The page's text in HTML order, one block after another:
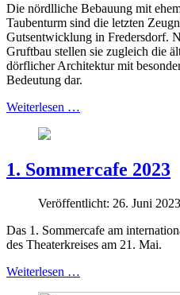
Die nördlliche Bebauung mit
Taubenturm sind die letzten
Gutsentwicklung in Fredersdorf.
Gruftbau stellen sie zugleich die
dörflicher Architektur mit
Bedeutung dar.
Weiterlesen …
1. Sommercafe 2023
Veröffentlicht: 26. Juni 2023
Das 1. Sommercafe am
des Theaterkreises am 21. Mai.
Weiterlesen …